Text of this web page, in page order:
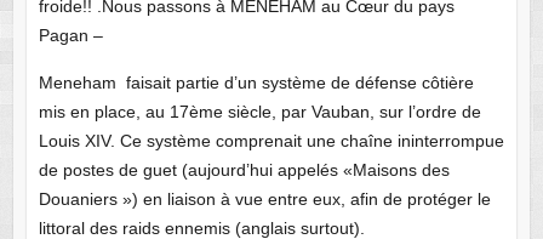
froide!! .Nous passons à MENEHAM au Cœur du pays
Pagan –
Meneham faisait partie d’un système de défense côtière
mis en place, au 17ème siècle, par Vauban, sur l’ordre de
Louis XIV. Ce système comprenait une chaîne ininterrompue
de postes de guet (aujourd’hui appelés «Maisons des
Douaniers ») en liaison à vue entre eux, afin de protéger le
littoral des raids ennemis (anglais surtout).